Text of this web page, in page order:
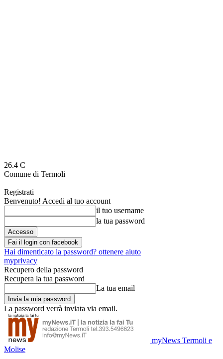
26.4 C
Comune di Termoli
Registrati
Benvenuto! Accedi al tuo account
il tuo username
la tua password
Fai il login con facebook
Hai dimenticato la password? ottenere aiuto
myprivacy
Recupero della password
Recupera la tua password
La tua email
La password verrà inviata via email.
myNews Termoli e
Molise